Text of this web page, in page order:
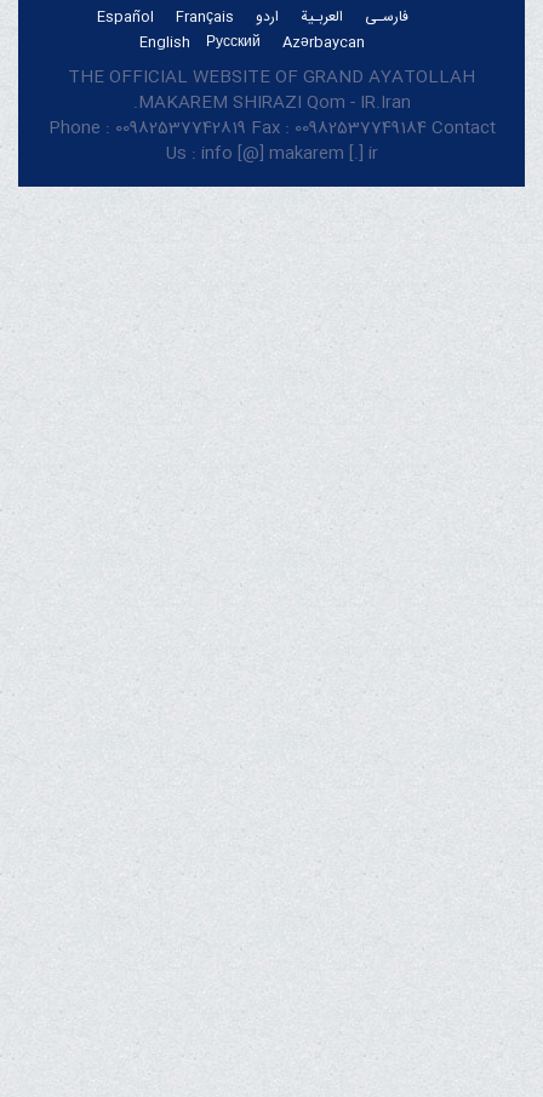
فارسـی العربـیة اردو Français
Español
Azərbaycan
Русский
English
THE OFFICIAL WEBSITE OF GRAND AYATOLLAH
MAKAREM SHIRAZI Qom - IR.Iran.
Phone : 00982537742819 Fax : 00982537749184 Contact
Us : info [@] makarem [.] ir